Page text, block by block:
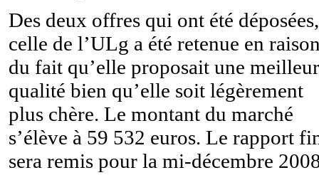
Des deux offres qui ont été déposées,
celle de l’ULg a été retenue en
du fait qu’elle proposait une
qualité bien qu’elle soit légèrement
plus chère. Le montant du marché
s’élève à 59 532 euros. Le rapport
sera remis pour la mi-décembre